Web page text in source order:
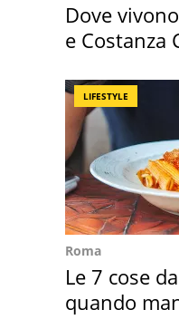
Dove
e Costanza
LIFESTYLE
Roma
Le 7 cose
quando